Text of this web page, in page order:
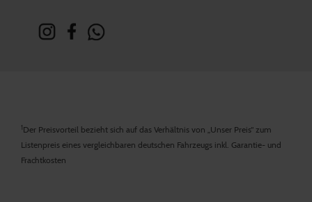
1Der Preisvorteil bezieht sich auf das Verhältnis von „Unser Preis“ zum
Listenpreis eines vergleichbaren deutschen Fahrzeugs inkl. Garantie- und
Frachtkosten